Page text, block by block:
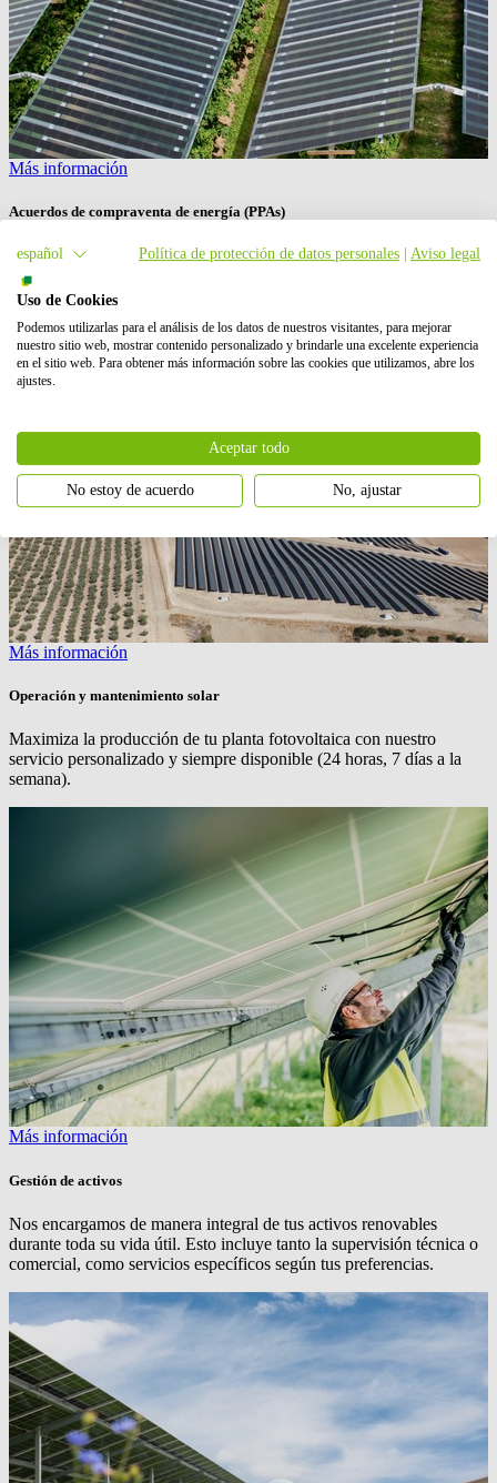
Más información
Acuerdos de compraventa de energía (PPAs)
EnBayWa r.e.
, te garantizamos ingresos seguros y a largo plazo
mediante acuerdos de compraventa de energía (PPAs), ideales para
propietarios de activos, promotores e inversores.
Más información
Operación y mantenimiento solar
Maximiza la producción de tu planta fotovoltaica con nuestro
servicio personalizado y siempre disponible (24 horas, 7 días a la
semana).
Más información
Gestión de activos
Nos encargamos de manera integral de tus activos renovables
durante toda su vida útil. Esto incluye tanto la supervisión técnica o
comercial, como servicios específicos según tus preferencias.
español Política de protección de datos personales Aviso legal
Uso de Cookies
Podemos utilizarlas para el análisis de los datos de nuestros visitantes, para mejorar
nuestro sitio web, mostrar contenido personalizado y brindarle una excelente experiencia
en el sitio web. Para obtener más información sobre las cookies que utilizamos, abre los
ajustes.
Aceptar todo
No estoy de acuerdo No, ajustar